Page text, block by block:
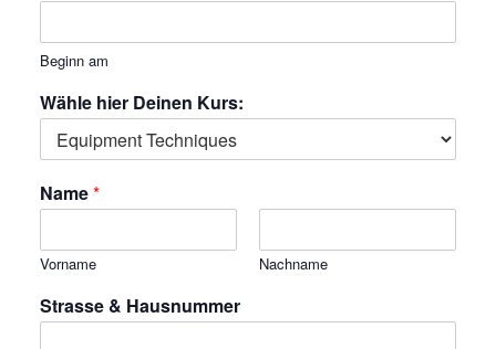
Beginn am
Wähle hier Deinen Kurs:
Name*
Vorname Nachname
Strasse & Hausnummer